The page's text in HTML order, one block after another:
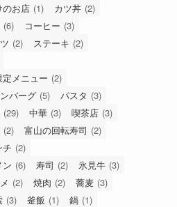
のお店 (1) カツ丼 (2)
(6) コーヒー (3)
(2) ステーキ (2)
メニュー (2)
バーグ (5) パスタ (3)
(29) 中華 (3) 喫茶店 (3)
(2) 富山の回転寿司 (2)
(2)
(6) 寿司 (2) 氷見牛 (3)
(2) 焼肉 (2) 蕎麦 (3)
(3) 釜飯 (1) 鍋 (1)